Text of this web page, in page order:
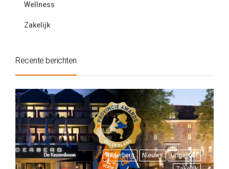
Wellness
Zakelijk
Recente berichten
Bilderberg Nieuws
Uitgelicht